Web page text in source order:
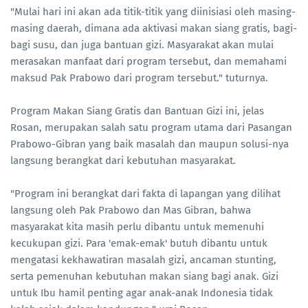
"Mulai hari ini akan ada titik-titik yang diinisiasi oleh masing-
masing daerah, dimana ada aktivasi makan siang gratis, bagi-
bagi susu, dan juga bantuan gizi. Masyarakat akan mulai
merasakan manfaat dari program tersebut, dan memahami
maksud Pak Prabowo dari program tersebut." tuturnya.
Program Makan Siang Gratis dan Bantuan Gizi ini, jelas
Rosan, merupakan salah satu program utama dari Pasangan
Prabowo-Gibran yang baik masalah dan maupun solusi-nya
langsung berangkat dari kebutuhan masyarakat.
"Program ini berangkat dari fakta di lapangan yang dilihat
langsung oleh Pak Prabowo dan Mas Gibran, bahwa
masyarakat kita masih perlu dibantu untuk memenuhi
kecukupan gizi. Para 'emak-emak' butuh dibantu untuk
mengatasi kekhawatiran masalah gizi, ancaman stunting,
serta pemenuhan kebutuhan makan siang bagi anak. Gizi
untuk Ibu hamil penting agar anak-anak Indonesia tidak